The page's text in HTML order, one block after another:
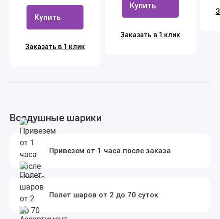
Купить
Заказать в 1 клик
Купить
Заказать в 1 клик
Воздушные шарики
Привезем от 1 часа после заказа
Полет шаров от 2 до 70 суток